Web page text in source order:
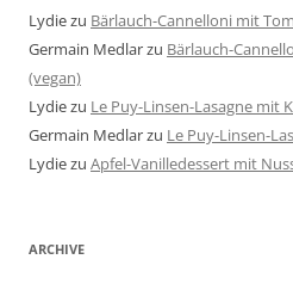
Lydiezu Bärlauch-Cannelloni mit
Germain Medlarzu Bärlauch-
(vegan)
Lydiezu Le Puy-Linsen-Lasagne mit
Germain Medlarzu Le Puy-Linsen-
Lydiezu Apfel-Vanilledessert mit
ARCHIVE